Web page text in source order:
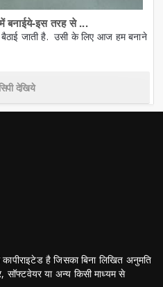
में बनाईये-इस तरह से ...
जाती है. उसी के लिए आज हम बनाने
देखिये
है जिसका बिना लिखित अनुमति
सॉफ्टवेयर या अन्य किसी माध्यम से